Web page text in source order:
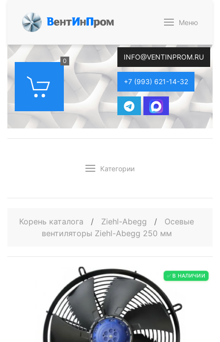
ВентИнПром Меню
0 INFO@VENTINPROM.RU
+7 (993) 621-14-32
Категории
Корень каталога / Ziehl-Abegg /
Осевые
вентиляторы Ziehl-Abegg 250 мм
✅ В НАЛИЧИИ